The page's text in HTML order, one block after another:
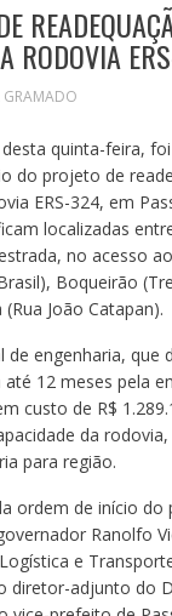
RODOVIA
GRAMADO
quinta-feira, foi
do projeto de
ERS-324, em
localizadas
no acesso
Boqueirão
João Catapan).
engenharia, que
12 meses pela
custo de R$
da
para região.
ordem de início
Ranolfo
e
diretor-adjunto do